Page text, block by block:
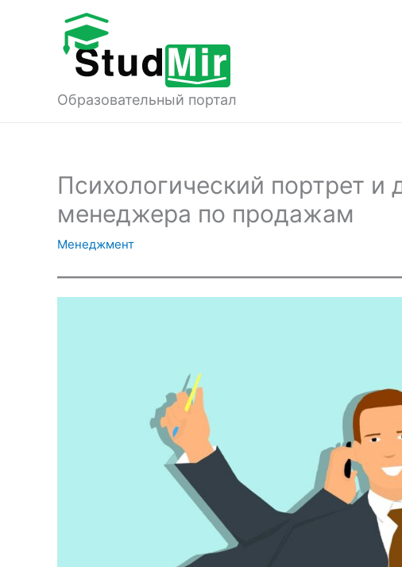
содержимому
Образовательный портал
Психологический портрет и
менеджера по продажам
Менеджмент